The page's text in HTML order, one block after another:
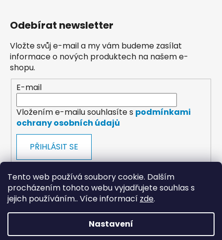
Tento web používá soubory cookie. Dalším
procházením tohoto webu vyjadřujete souhlas s
jejich používáním.. Více informací zde.
Nastavení
Odebírat newsletter
Vložte svůj e-mail a my vám budeme zasílat
informace o nových produktech na našem e-
shopu.
E-mail
Vložením e-mailu souhlasíte s podmínkami
ochrany osobních údajů
PŘIHLÁSIT SE
payments